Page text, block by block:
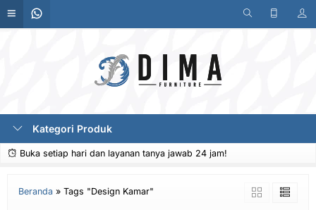
Kategori Produk
Buka setiap hari dan layanan tanya jawab 24 jam!
Beranda » Tags "Design Kamar"